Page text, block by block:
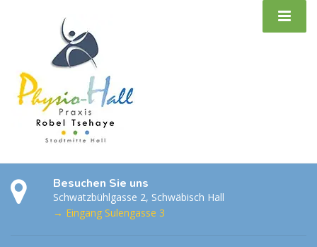
Besuchen Sie uns
Schwatzbühlgasse 2, Schwäbisch Hall
→ Eingang Sulengasse 3